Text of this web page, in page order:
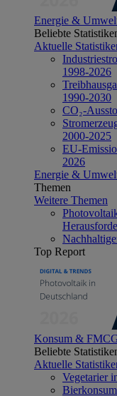
Energie &
Beliebte
Aktuelle
1998-2026
1990-2030
CO₂-
2000-2025
EU-
2026
Energie &
Themen
Weitere Themen
Top Report
Konsum &
Beliebte
Aktuelle
Vegetarier